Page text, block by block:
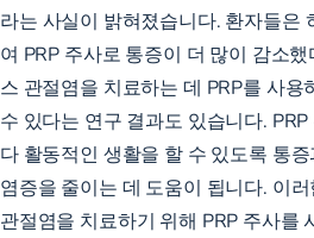
라는 사실이 밝혀졌습니다. 환자들은
여 PRP 주사로 통증이 더 많이 감소
스 관절염을 치료하는 데 PRP를 사
수 있다는 연구 결과도 있습니다.
다 활동적인 생활을 할 수 있도록 통
염증을 줄이는 데 도움이 됩니다. 이
관절염을 치료하기 위해 PRP 주사를